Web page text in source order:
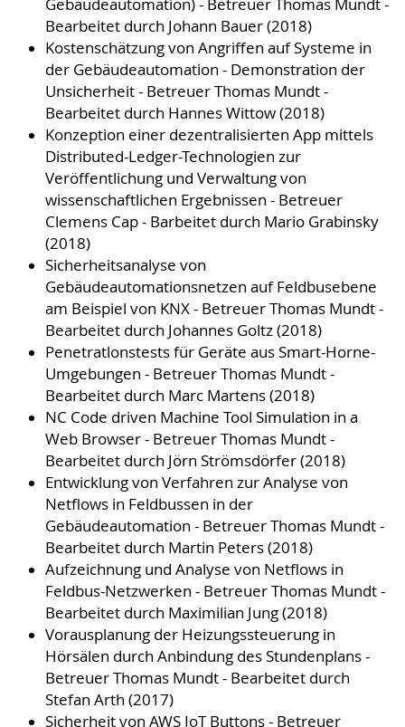
Gebäudeautomation) - Betreuer Thomas Mundt -
Bearbeitet durch Johann Bauer (2018)
Kostenschätzung von Angriffen auf Systeme in
der Gebäudeautomation - Demonstration der
Unsicherheit - Betreuer Thomas Mundt -
Bearbeitet durch Hannes Wittow (2018)
Konzeption einer dezentralisierten App mittels
Distributed-Ledger-Technologien zur
Veröffentlichung und Verwaltung von
wissenschaftlichen Ergebnissen - Betreuer
Clemens Cap - Barbeitet durch Mario Grabinsky
(2018)
Sicherheitsanalyse von
Gebäudeautomationsnetzen auf Feldbusebene
am Beispiel von KNX - Betreuer Thomas Mundt -
Bearbeitet durch Johannes Goltz (2018)
Penetratlonstests für Geräte aus Smart-Horne-
Umgebungen - Betreuer Thomas Mundt -
Bearbeitet durch Marc Martens (2018)
NC Code driven Machine Tool Simulation in a
Web Browser - Betreuer Thomas Mundt -
Bearbeitet durch Jörn Strömsdörfer (2018)
Entwicklung von Verfahren zur Analyse von
Netflows in Feldbussen in der
Gebäudeautomation - Betreuer Thomas Mundt -
Bearbeitet durch Martin Peters (2018)
Aufzeichnung und Analyse von Netflows in
Feldbus-Netzwerken - Betreuer Thomas Mundt -
Bearbeitet durch Maximilian Jung (2018)
Vorausplanung der Heizungssteuerung in
Hörsälen durch Anbindung des Stundenplans -
Betreuer Thomas Mundt - Bearbeitet durch
Stefan Arth (2017)
Sicherheit von AWS IoT Buttons - Betreuer